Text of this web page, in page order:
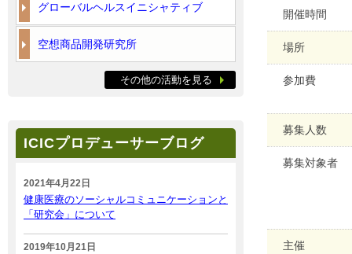
開催時間
場所
参加費
募集人数
募集対象者
主催
グローバルヘルスイニシャティブ
空想商品開発研究所
その他の活動を見る
ICICプロデューサーブログ
2021年4月22日
健康医療のソーシャルコミュニケーションと
「研究会」について
2019年10月21日